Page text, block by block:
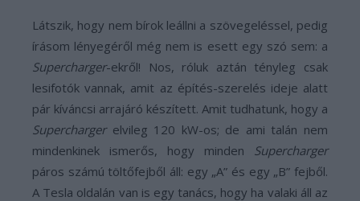
Látszik, hogy nem bírok leállni a szövegeléssel, pedig
írásom lényegéről még nem is esett egy szó sem: a
Supercharger-ekről! Nos, róluk aztán tényleg csak
lesifotók vannak, amit az építés-szerelés ideje alatt
pár kíváncsi arrajáró készített. Amit tudhatunk, hogy a
Superchargerelvileg 120 kW-os; de ami talán nem
mindenkinek ismerős, hogy minden Supercharger
páros számú töltőfejből áll: egy „A” és egy „B” fejből.
A Tesla oldalán van is egy tanács, hogy ha valaki áll az